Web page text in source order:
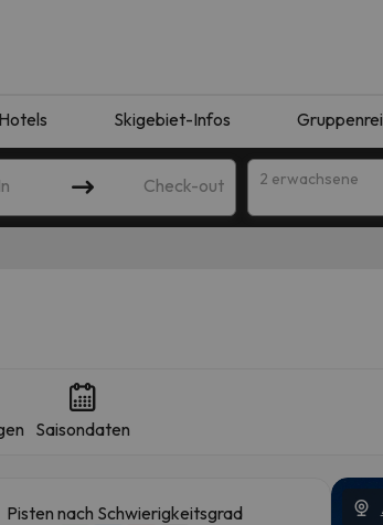
Skigebiet-Infos
Check-out 2 erwachsene
Saisondaten
Pisten nach Schwierigkeitsgrad